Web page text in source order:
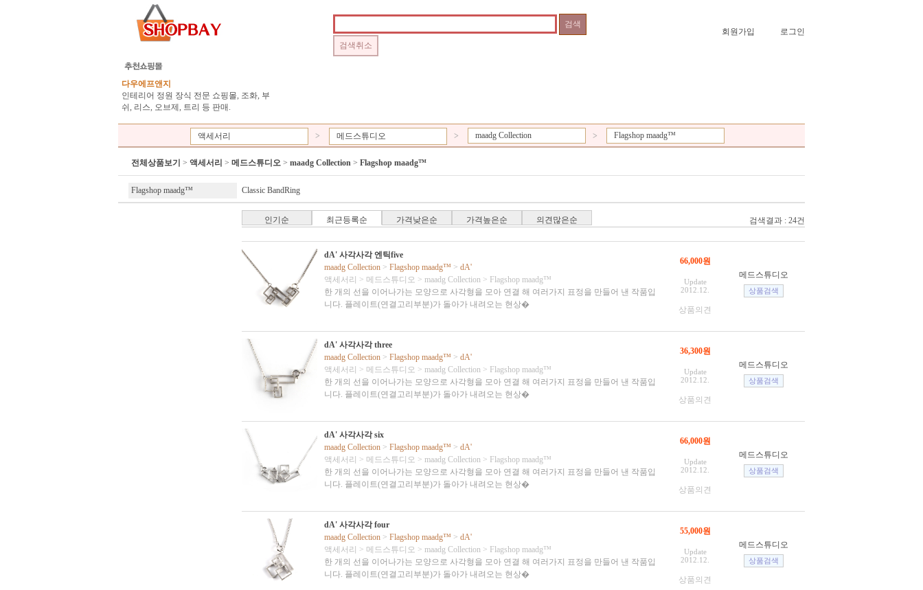
회원가입 로그인
다우에프앤지
인테리어 정원 장식 전문 쇼핑몰, 조화, 부
쉬, 리스, 오브제, 트리 등 판매.
액세서리 > 메드스튜디오 > maadg Collection > Flagshop maadg™
전체상품보기 > 액세서리 > 메드스튜디오 > maadg Collection > Flagshop maadg™
Flagshop maadg™ Classic BandRing
인기순 최근등록순 가격낮은순 가격높은순 의견많은순 검색결과 : 24건
dA' 사각사각 엔틱five
maadg Collection > Flagshop maadg™ > dA'
액세서리 > 메드스튜디오 > maadg Collection > Flagshop maadg™
한 개의 선을 이어나가는 모양으로 사각형을 모아 연결 해 여러가지 표정을 만들어 낸 작품입
니다. 플레이트(연결고리부분)가 돌아가 내려오는 현상�
66,000원
Update
2012.12.
상품의견
메드스튜디오
dA' 사각사각 three
maadg Collection > Flagshop maadg™ > dA'
액세서리 > 메드스튜디오 > maadg Collection > Flagshop maadg™
한 개의 선을 이어나가는 모양으로 사각형을 모아 연결 해 여러가지 표정을 만들어 낸 작품입
니다. 플레이트(연결고리부분)가 돌아가 내려오는 현상�
36,300원
Update
2012.12.
상품의견
메드스튜디오
dA' 사각사각 six
maadg Collection > Flagshop maadg™ > dA'
액세서리 > 메드스튜디오 > maadg Collection > Flagshop maadg™
한 개의 선을 이어나가는 모양으로 사각형을 모아 연결 해 여러가지 표정을 만들어 낸 작품입
니다. 플레이트(연결고리부분)가 돌아가 내려오는 현상�
66,000원
Update
2012.12.
상품의견
메드스튜디오
dA' 사각사각 four
maadg Collection > Flagshop maadg™ > dA'
액세서리 > 메드스튜디오 > maadg Collection > Flagshop maadg™
한 개의 선을 이어나가는 모양으로 사각형을 모아 연결 해 여러가지 표정을 만들어 낸 작품입
니다. 플레이트(연결고리부분)가 돌아가 내려오는 현상�
55,000원
Update
2012.12.
상품의견
메드스튜디오